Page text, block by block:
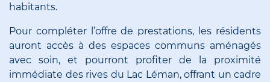
habitants.
Pour compléter l’offre de prestations, les résidents
auront accès à des espaces communs aménagés
avec soin, et pourront profiter de la proximité
immédiate des rives du Lac Léman, offrant un cadre